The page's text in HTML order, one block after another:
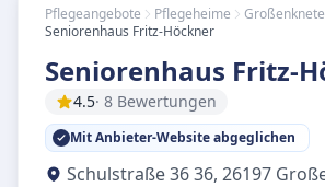
Pflegeangebote Pflegeheime
Seniorenhaus Fritz-Höckner
Seniorenhaus Fritz-
4.5· 8 Bewertungen
Mit Anbieter-Website abgeglichen
Schulstraße 36 36, 26197